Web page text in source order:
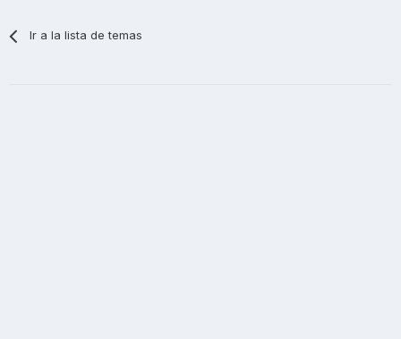
Ir a la lista de temas